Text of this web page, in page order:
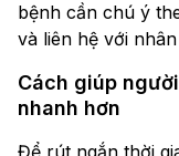
bệnh cần chú ý
và liên hệ với
Cách giúp
nhanh hơn